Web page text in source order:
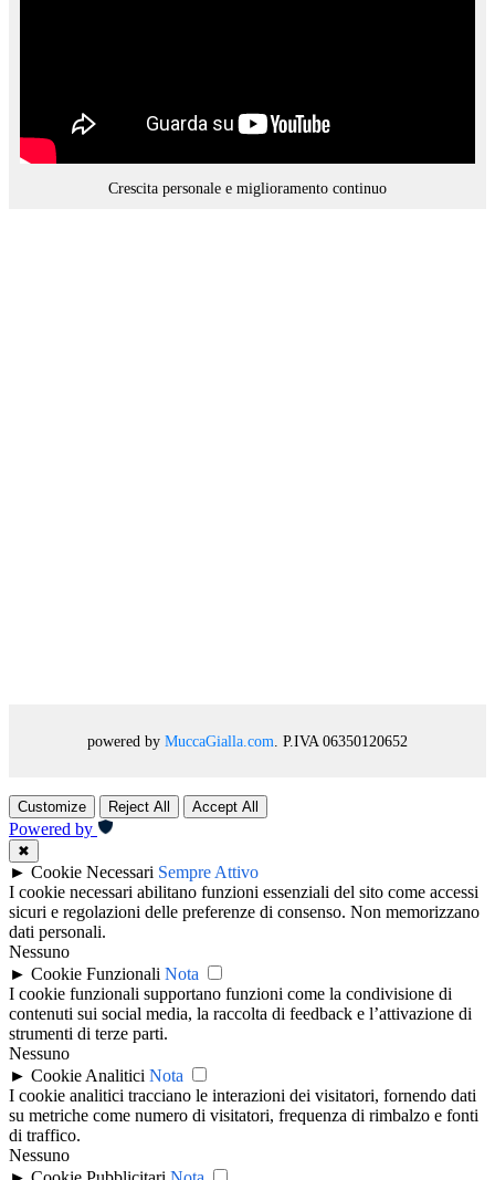
Crescita personale e miglioramento continuo
powered by MuccaGialla.com . P.IVA 06350120652
Customize Reject All Accept All
Powered by
✖
► Cookie Necessari Sempre Attivo
I cookie necessari abilitano funzioni essenziali del sito come accessi
sicuri e regolazioni delle preferenze di consenso. Non memorizzano
dati personali.
Nessuno
► Cookie Funzionali Nota
I cookie funzionali supportano funzioni come la condivisione di
contenuti sui social media, la raccolta di feedback e l’attivazione di
strumenti di terze parti.
Nessuno
► Cookie Analitici Nota
I cookie analitici tracciano le interazioni dei visitatori, fornendo dati
su metriche come numero di visitatori, frequenza di rimbalzo e fonti
di traffico.
Nessuno